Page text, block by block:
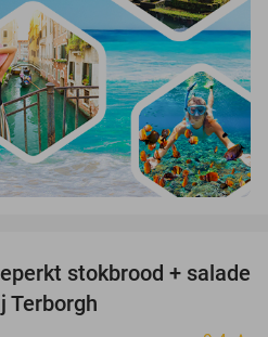
44%
stokbrood + salade
Terborgh